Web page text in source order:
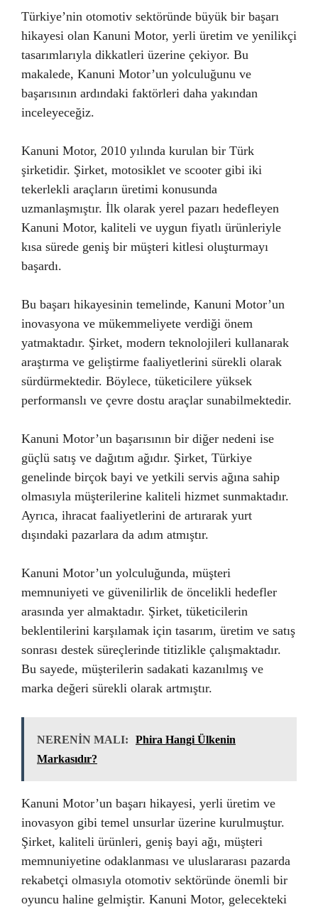
Türkiye’nin otomotiv sektöründe büyük bir başarı
hikayesi olan Kanuni Motor, yerli üretim ve yenilikçi
tasarımlarıyla dikkatleri üzerine çekiyor. Bu
makalede, Kanuni Motor’un yolculuğunu ve
başarısının ardındaki faktörleri daha yakından
inceleyeceğiz.
Kanuni Motor, 2010 yılında kurulan bir Türk
şirketidir. Şirket, motosiklet ve scooter gibi iki
tekerlekli araçların üretimi konusunda
uzmanlaşmıştır. İlk olarak yerel pazarı hedefleyen
Kanuni Motor, kaliteli ve uygun fiyatlı ürünleriyle
kısa sürede geniş bir müşteri kitlesi oluşturmayı
başardı.
Bu başarı hikayesinin temelinde, Kanuni Motor’un
inovasyona ve mükemmeliyete verdiği önem
yatmaktadır. Şirket, modern teknolojileri kullanarak
araştırma ve geliştirme faaliyetlerini sürekli olarak
sürdürmektedir. Böylece, tüketicilere yüksek
performanslı ve çevre dostu araçlar sunabilmektedir.
Kanuni Motor’un başarısının bir diğer nedeni ise
güçlü satış ve dağıtım ağıdır. Şirket, Türkiye
genelinde birçok bayi ve yetkili servis ağına sahip
olmasıyla müşterilerine kaliteli hizmet sunmaktadır.
Ayrıca, ihracat faaliyetlerini de artırarak yurt
dışındaki pazarlara da adım atmıştır.
Kanuni Motor’un yolculuğunda, müşteri
memnuniyeti ve güvenilirlik de öncelikli hedefler
arasında yer almaktadır. Şirket, tüketicilerin
beklentilerini karşılamak için tasarım, üretim ve satış
sonrası destek süreçlerinde titizlikle çalışmaktadır.
Bu sayede, müşterilerin sadakati kazanılmış ve
marka değeri sürekli olarak artmıştır.
NERENİN MALI:
Phira Hangi Ülkenin
Markasıdır?
Kanuni Motor’un başarı hikayesi, yerli üretim ve
inovasyon gibi temel unsurlar üzerine kurulmuştur.
Şirket, kaliteli ürünleri, geniş bayi ağı, müşteri
memnuniyetine odaklanması ve uluslararası pazarda
rekabetçi olmasıyla otomotiv sektöründe önemli bir
oyuncu haline gelmiştir. Kanuni Motor, gelecekteki